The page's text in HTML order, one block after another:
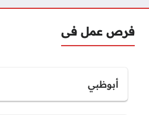
فرص عمل فى
أبوظبي